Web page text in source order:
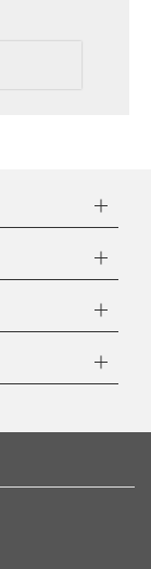
た場合はキャ
ざいます。あら